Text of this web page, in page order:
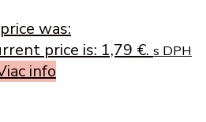
was:
price is: 1,79 €. s DPH
info